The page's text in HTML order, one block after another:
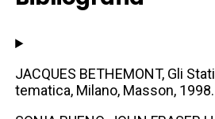
JACQUES BETHEMONT, Gli
tematica, Milano, Masson, 1998.